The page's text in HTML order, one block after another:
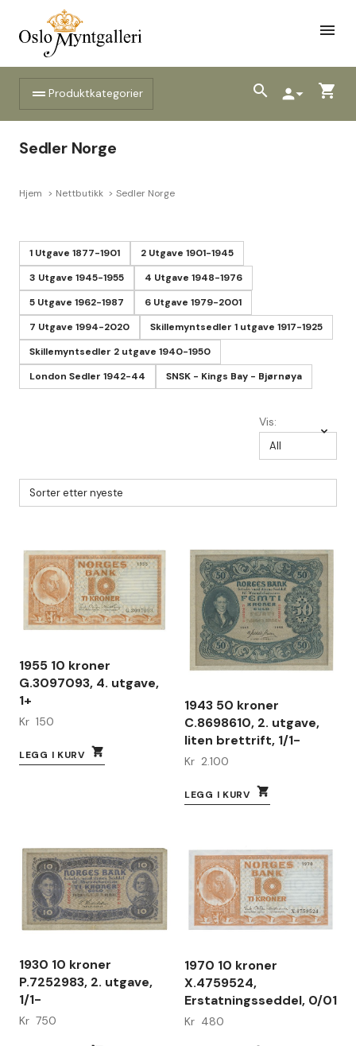
menu
drag_handle Produktkategorier search personarrow_drop_down shopping_cart
Sedler Norge
Hjem Nettbutikk Sedler Norge
1 Utgave 1877-1901
2 Utgave 1901-1945
3 Utgave 1945-1955
4 Utgave 1948-1976
5 Utgave 1962-1987
6 Utgave 1979-2001
7 Utgave 1994-2020
Skillemyntsedler 1 utgave 1917-1925
Skillemyntsedler 2 utgave 1940-1950
London Sedler 1942-44
SNSK - Kings Bay - Bjørnøya
Vis:
1955 10 kroner
G.3097093, 4. utgave,
1+
Kr 150
LEGG I KURV
1943 50 kroner
C.8698610, 2. utgave,
liten brettrift, 1/1-
Kr 2.100
LEGG I KURV
1930 10 kroner
P.7252983, 2. utgave,
1/1-
Kr 750
1970 10 kroner
X.4759524,
Erstatningsseddel, 0/01
Kr 480